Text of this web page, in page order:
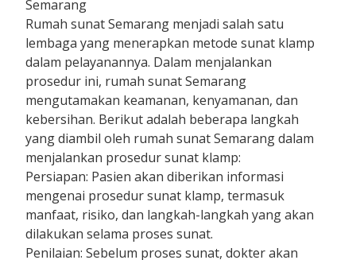
Semarang
Rumah sunat Semarang menjadi salah satu
lembaga yang menerapkan metode sunat klamp
dalam pelayanannya. Dalam menjalankan
prosedur ini, rumah sunat Semarang
mengutamakan keamanan, kenyamanan, dan
kebersihan. Berikut adalah beberapa langkah
yang diambil oleh rumah sunat Semarang dalam
menjalankan prosedur sunat klamp:
Persiapan: Pasien akan diberikan informasi
mengenai prosedur sunat klamp, termasuk
manfaat, risiko, dan langkah-langkah yang akan
dilakukan selama proses sunat.
Penilaian: Sebelum proses sunat, dokter akan